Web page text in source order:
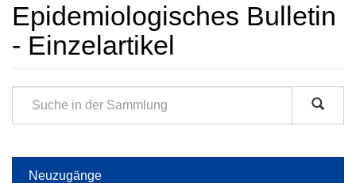
Epidemiologisches Bulletin
- Einzelartikel
Neuzugänge